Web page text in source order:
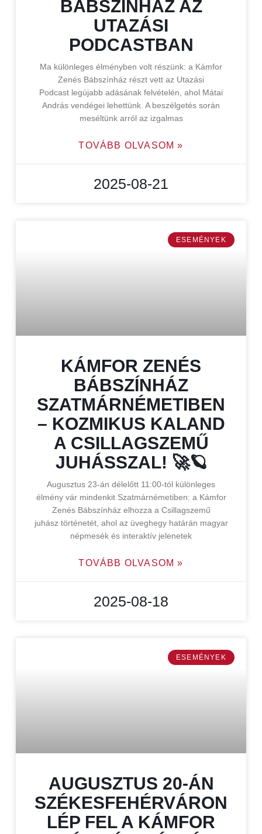
BÁBSZÍNHÁZ AZ
UTAZÁSI
PODCASTBAN
Ma különleges élményben volt részünk: a Kámfor
Zenés Bábszínház részt vett az Utazási
Podcast legújabb adásának felvételén, ahol Mátai
András vendégei lehettünk. A beszélgetés során
meséltünk arról az izgalmas
TOVÁBB OLVASOM »
2025-08-21
ESEMÉNYEK
KÁMFOR ZENÉS
BÁBSZÍNHÁZ
SZATMÁRNÉMETIBEN
– KOZMIKUS KALAND
A CSILLAGSZEMŰ
JUHÁSSZAL! 🚀🪐
Augusztus 23-án délelőtt 11:00-tól különleges
élmény vár mindenkit Szatmárnémetiben: a Kámfor
Zenés Bábszínház elhozza a Csillagszemű
juhász történetét, ahol az üveghegy határán magyar
népmesék és interaktív jelenetek
TOVÁBB OLVASOM »
2025-08-18
ESEMÉNYEK
AUGUSZTUS 20-ÁN
SZÉKESFEHÉRVÁRON
LÉP FEL A KÁMFOR